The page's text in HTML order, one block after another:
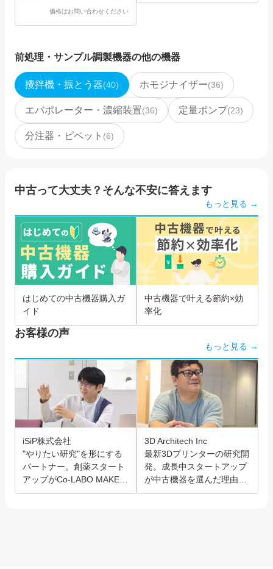
SI-0286価格はお問い合わせください
前処理・サンプル調製機器の他の機器
攪拌機・振とう器(40) ホモジナイザー(36)
エバポレーター・濃縮装置(36) 定量ポンプ(23)
分注器・ピペット (6)
中古って大丈夫？そんな不安に答えます
もっと見る →
はじめての中古機器購入ガ
イド
中古機器で叶える節約×効
率化
お客様の声
もっと見る →
iSiP株式会社
"やりたい研究"を形にする
パートナー。創薬スタート
アップがCo-LABO MAKER
を選んだ理由。
3D Architech Inc
最新3Dプリンターの研究開
発。成長中スタートアップ
が中古機器を選んだ理由と
は？